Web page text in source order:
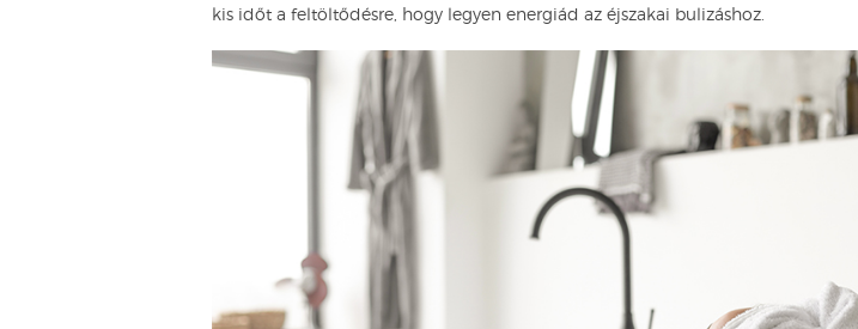
kis időt a feltöltődésre, hogy legyen energiád az éjszakai bulizáshoz.